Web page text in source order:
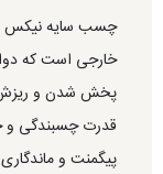
چسب سایه نیکس
خارجی است که
پخش شدن و ریزش
قدرت چسبندگی و
پیگمنت و